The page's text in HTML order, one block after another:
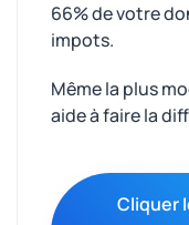
66% de votre
impots.
Même la plus
aide à faire la
Cliquer